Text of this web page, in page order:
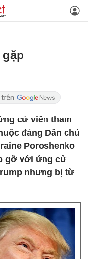
cử viên tham
đảng Dân chủ
Poroshenko
gỡ với ứng cử
nhưng bị từ